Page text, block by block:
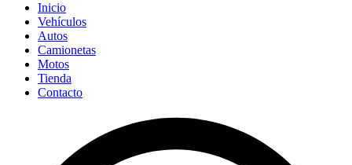
Inicio
Vehículos
Autos
Camionetas
Motos
Tienda
Contacto